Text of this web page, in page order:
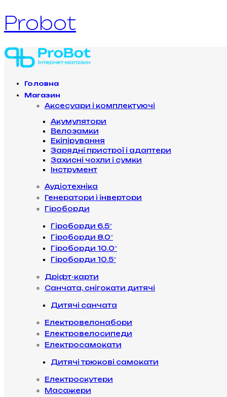
Probot
Головна
Магазин
Аксесуари і комплектуючі
Акумулятори
Велозамки
Екіпірування
Зарядні пристрої і адаптери
Захисні чохли і сумки
Інструмент
Аудіотехніка
Генератори і інвертори
Гіроборди
Гіроборди 6.5″
Гіроборди 8.0″
Гіроборди 10.0″
Гіроборди 10.5″
Дріфт-карти
Санчата, снігокати дитячі
Дитячі санчата
Електровелонабори
Електровелосипеди
Електросамокати
Дитячі трюкові самокати
Електроскутери
Масажери